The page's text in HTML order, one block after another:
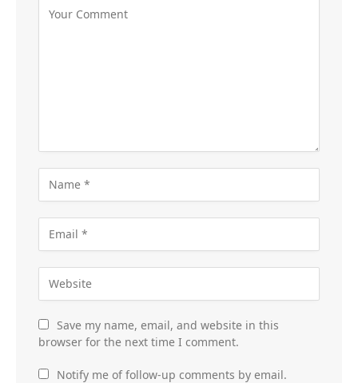
Save my name, email, and website in this
browser for the next time I comment.
Notify me of follow-up comments by email.